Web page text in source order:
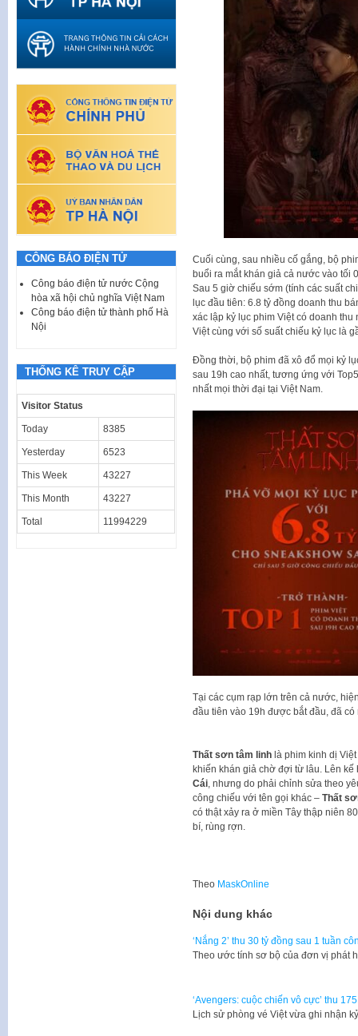
Cuối cùng, sau nhiều cố gắng, bộ
buổi ra mắt khán giả cả nước vào tối
Sau 5 giờ chiếu sớm (tính các suất
lục đầu tiên: 6.8 tỷ đồng doanh thu
xác lập kỷ lục phim Việt có doanh
Việt cùng với số suất chiếu kỷ lục là
Đồng thời, bộ phim đã xô đổ mọi kỷ
sau 19h cao nhất, tương ứng với
nhất mọi thời đại tại Việt Nam.
Tại các cụm rạp lớn trên cả nước,
đầu tiên vào 19h được bắt đầu, đã
Thất sơn tâm linhlà phim kinh dị Việt
khiến khán giả chờ đợi từ lâu. Lên
Cái, nhưng do phải chỉnh sửa theo
công chiếu với tên gọi khác – Thất
có thật xảy ra ở miền Tây thập niên
bí, rùng rợn.
Theo MaskOnline
Nội dung khác
‘Nắng 2’ thu 30 tỷ đồng sau 1 tuần
Theo ước tính sơ bộ của đơn vị phát
‘Avengers: cuộc chiến vô cực’ thu
Lịch sử phòng vé Việt vừa ghi nhận
CÔNG BÁO ĐIỆN TỬ
Công báo điện tử nước Cộng
hòa xã hội chủ nghĩa Việt Nam
Công báo điện tử thành phố Hà
Nội
THỐNG KÊ TRUY CẬP
Visitor Status
Today 8385
Yesterday 6523
This Week 43227
This Month 43227
Total 11994229